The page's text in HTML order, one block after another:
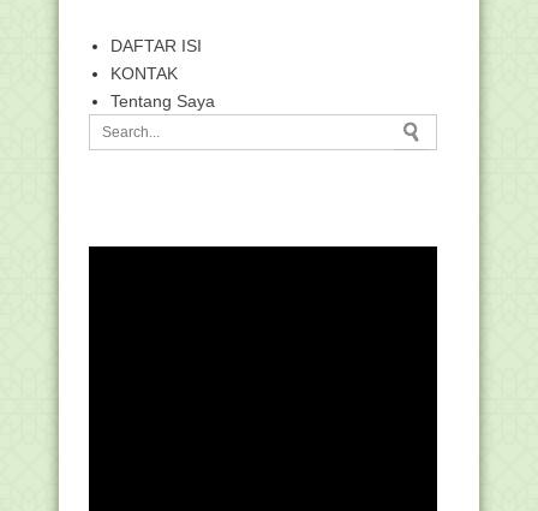
DAFTAR ISI
KONTAK
Tentang Saya